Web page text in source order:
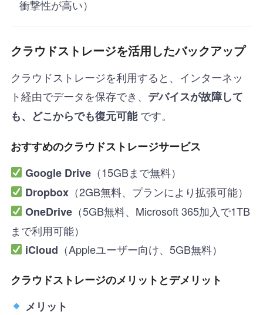
衝撃性が高い）
クラウドストレージを活用したバックアップ
クラウドストレージを利用すると、インターネッ
ト経由でデータを保存でき、 デバイスが故障して
も、どこからでも復元可能です。
おすすめのクラウドストレージサービス
Google Drive （15GBまで無料）
Dropbox （2GB無料、プランにより拡張可能）
OneDrive （5GB無料、Microsoft 365加入で1TB
まで利用可能）
iCloud （Appleユーザー向け、5GB無料）
クラウドストレージのメリットとデメリット
メリット